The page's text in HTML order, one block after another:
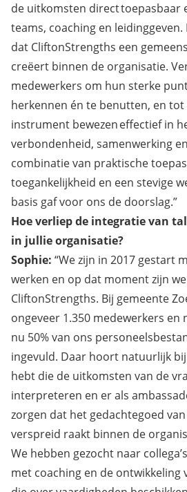
de uitkomsten direct toepasbaar
teams, coaching en leidinggeven.
dat CliftonStrengths een
creëert binnen de organisatie.
medewerkers om hun sterke
herkennen én te benutten, en
instrument bewezen effectief in
verbondenheid, samenwerking
combinatie van praktische
toegankelijkheid en een stevige
basis gaf voor ons de doorslag.”
Hoe verliep de integratie van
in jullie organisatie?
Sophie: “We zijn in 2017 gestart
werken en op dat moment zijn
CliftonStrengths. Bij gemeente
ongeveer 1.350 medewerkers en
nu 50% van ons
ingevuld. Daar hoort natuurlijk
hebt die de uitkomsten van de
interpreteren en er als
zorgen dat het gedachtegoed
verspreid raakt binnen de
We hebben gezocht naar
met coaching en de ontwikkeling